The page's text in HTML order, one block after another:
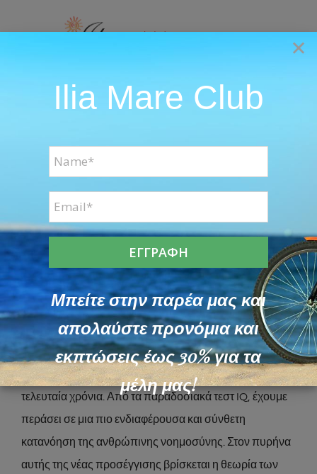
to
Larger
Image
Οι 8 Τύποι Νοημοσύνης: Μάθε Πώς να
Εκμεταλλευτείς τα Δυνατά Σου Σημεία!
Η έννοια της νοημοσύνης έχει εξελιχθεί σημαντικά τα
τελευταία χρόνια. Από τα παραδοσιακά τεστ IQ, έχουμε
περάσει σε μια πιο ενδιαφέρουσα και σύνθετη
κατανόηση της ανθρώπινης νοημοσύνης. Στον πυρήνα
αυτής της νέας προσέγγισης βρίσκεται η θεωρία των
×
Ilia Mare Club
Μπείτε στην παρέα μας και
απολαύστε προνόμια και
εκπτώσεις έως 30% για τα
μέλη μας!